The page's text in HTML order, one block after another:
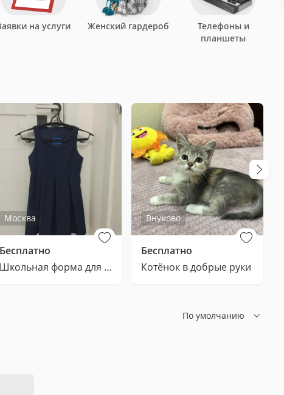
на услуги Женский гардероб
Телефоны и
планшеты
Москва
Бесплатно
Школьная форма для девочки.
Внуково
Бесплатно
Котёнок в добрые руки
По умолчанию